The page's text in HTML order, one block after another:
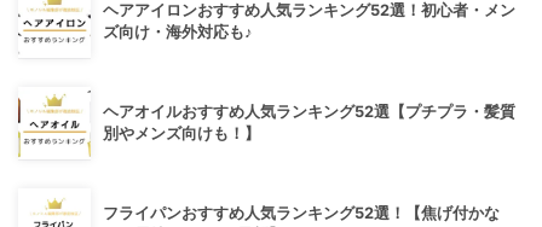
ヘアアイロンおすすめ人気ランキング52選！初心者・メン
ズ向け・海外対応も♪
ヘアオイルおすすめ人気ランキング52選【プチプラ・髪質
別やメンズ向けも！】
フライパンおすすめ人気ランキング52選！【焦げ付かな